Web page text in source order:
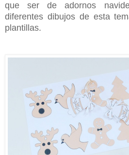
que ser de adornos
diferentes dibujos de esta
plantillas.